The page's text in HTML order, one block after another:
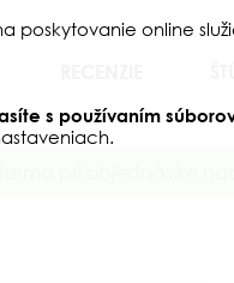
poskytovanie online
s používaním